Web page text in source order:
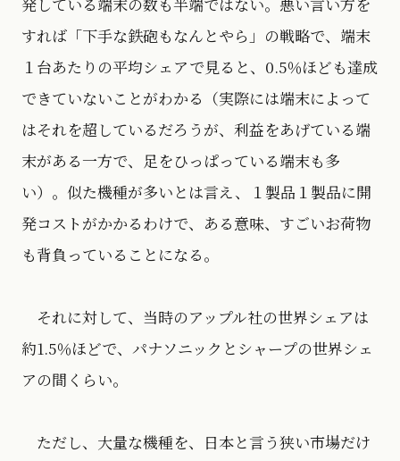
すれば「下手な鉄砲もなんとやら」の戦略で、端末
１台あたりの平均シェアで見ると、0.5％ほども達成
できていないことがわかる（実際には端末によって
はそれを超しているだろうが、利益をあげている端
末がある一方で、足をひっぱっている端末も多
い）。似た機種が多いとは言え、１製品１製品に開
発コストがかかるわけで、ある意味、すごいお荷物
も背負っていることになる。
それに対して、当時のアップル社の世界シェアは
約1.5％ほどで、パナソニックとシャープの世界シェ
アの間くらい。
ただし、大量な機種を、日本と言う狭い市場だけ